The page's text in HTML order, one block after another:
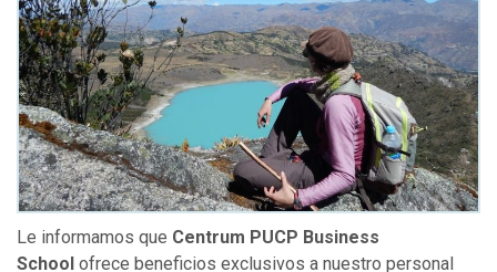
Le informamos que Centrum PUCP Business
School ofrece beneficios exclusivos a nuestro personal